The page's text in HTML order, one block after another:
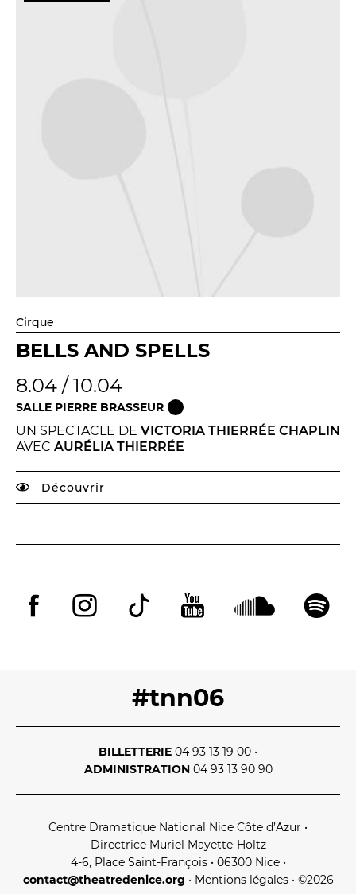
Cirque
BELLS AND SPELLS
8.04 / 10.04
SALLE PIERRE BRASSEUR
UN SPECTACLE DE VICTORIA THIERRÉE CHAPLIN
AVEC AURÉLIA THIERRÉE
Découvrir
#tnn06
BILLETTERIE 04 93 13 19 00 •
ADMINISTRATION 04 93 13 90 90
Centre Dramatique National Nice Côte d’Azur •
Directrice Muriel Mayette‑Holtz
4‑6, Place Saint‑François • 06300 Nice •
contact@theatredenice.org • Mentions légales• ©2026